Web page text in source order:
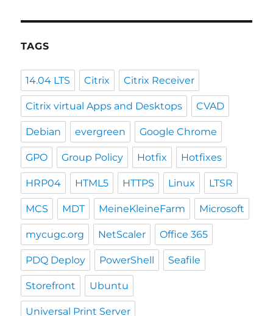
TAGS
14.04 LTS Citrix Citrix Receiver
Citrix virtual Apps and Desktops CVAD
Debian evergreen Google Chrome
GPO Group Policy Hotfix Hotfixes
HRP04 HTML5 HTTPS Linux LTSR
MCS MDT MeineKleineFarm Microsoft
mycugc.org NetScaler Office 365
PDQ Deploy PowerShell Seafile
Storefront Ubuntu
Universal Print Server